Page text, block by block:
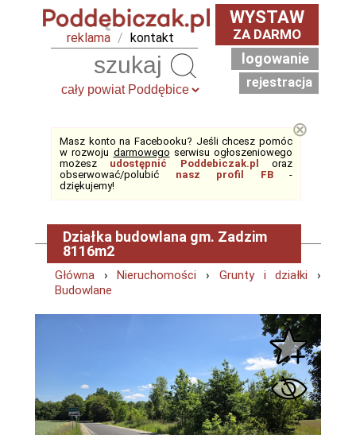
reklama / kontakt
WYSTAW
ZA DARMO
logowanie
rejestracja
Masz konto na Facebooku? Jeśli chcesz pomóc
w rozwoju darmowego serwisu ogłoszeniowego
możesz udostępnić Poddebiczak.pl
oraz
obserwować/polubić nasz profil FB-
dziękujemy!
⊗
Działka budowlana gm. Zadzim
8116m2
Główna ›Nieruchomości › Grunty i działki ›
Budowlane